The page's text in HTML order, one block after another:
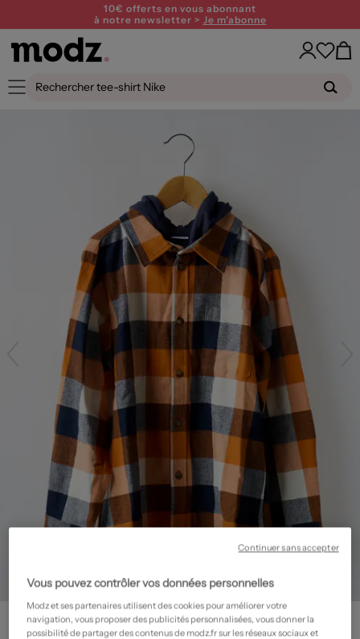
10€ offerts en vous abonnant
à notre newsletter > Je m'abonne
NAME IT
Chemise manches longues - Imprimé carreaux- Outlet
Vous pouvez contrôler vos données personnelles
Modz et ses partenaires utilisent des cookies pour améliorer votre
navigation, vous proposer des publicités personnalisées, vous donner la
possibilité de partager des contenus de modz.fr sur les réseaux sociaux et
Continuer sans accepter